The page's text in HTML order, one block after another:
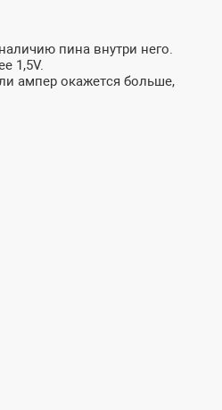
пина внутри него.
1,5V.
ампер окажется больше,